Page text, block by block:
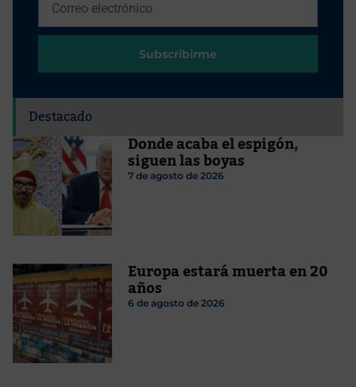
Subscribirme
Destacado
Donde acaba el espigón,
siguen las boyas
7 de agosto de 2026
Europa estará muerta en 20
años
6 de agosto de 2026